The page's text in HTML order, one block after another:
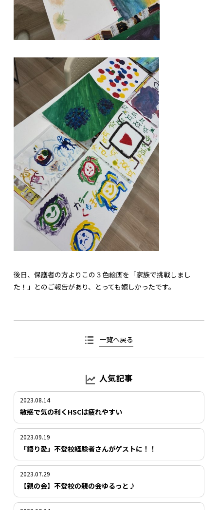
後日、保護者の方よりこの３色絵画を「家族で挑戦しまし
た！」とのご報告があり、とっても嬉しかったです。
一覧へ戻る
人気記事
2023.08.14
敏感で気の利くHSCは疲れやすい
2023.09.19
「語り愛」不登校経験者さんがゲストに！！
2023.07.29
【親の会】不登校の親の会ゆるっと♪